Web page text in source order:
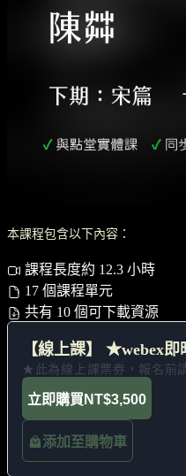
本課程包含以下內容：
課程長度約 12.3 小時
17 個課程單元
共有 10 個可下載資源
【線上課】 ★webex
★此為線上課票券，報名前
立即購買 NT$3,500
添加至購物車